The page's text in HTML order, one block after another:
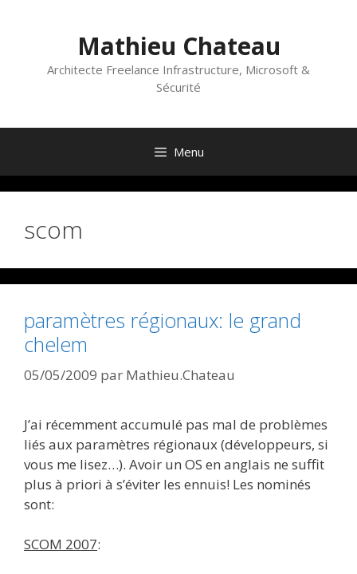
Mathieu Chateau
Architecte Freelance Infrastructure, Microsoft &
Sécurité
Menu
scom
paramètres régionaux: le grand
chelem
05/05/2009 par Mathieu.Chateau
J’ai récemment accumulé pas mal de problèmes
liés aux paramètres régionaux (développeurs, si
vous me lisez…). Avoir un OS en anglais ne suffit
plus à priori à s’éviter les ennuis! Les nominés
sont:
SCOM 2007: